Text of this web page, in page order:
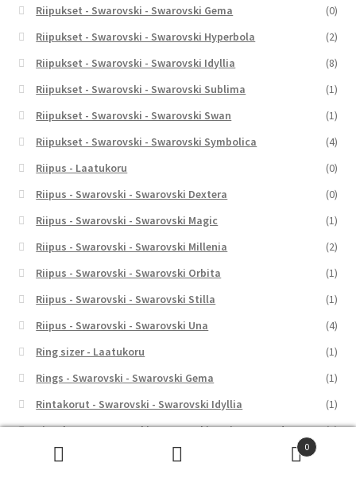
Riipukset - Swarovski - Swarovski Gema
(0)
Riipukset - Swarovski - Swarovski Hyperbola
(2)
Riipukset - Swarovski - Swarovski Idyllia
(8)
Riipukset - Swarovski - Swarovski Sublima
(1)
Riipukset - Swarovski - Swarovski Swan
(1)
Riipukset - Swarovski - Swarovski Symbolica
(4)
Riipus - Laatukoru
(0)
Riipus - Swarovski - Swarovski Dextera
(0)
Riipus - Swarovski - Swarovski Magic
(1)
Riipus - Swarovski - Swarovski Millenia
(2)
Riipus - Swarovski - Swarovski Orbita
(1)
Riipus - Swarovski - Swarovski Stilla
(1)
Riipus - Swarovski - Swarovski Una
(4)
Ring sizer - Laatukoru
(1)
Rings - Swarovski - Swarovski Gema
(1)
Rintakorut - Swarovski - Swarovski Idyllia
(1)
Rintakorut - Swarovski - Swarovski x Ariana Grande
(1)
0